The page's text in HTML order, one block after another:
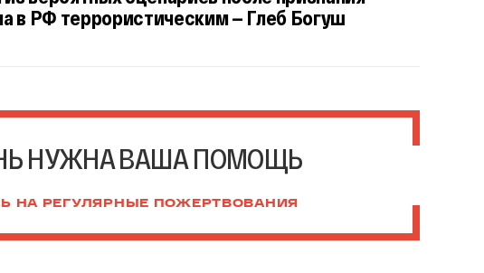
в РФ террористическим — Глеб Богуш
НУЖНА ВАША ПОМОЩЬ
НА РЕГУЛЯРНЫЕ ПОЖЕРТВОВАНИЯ